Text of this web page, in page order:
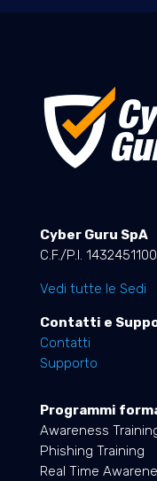
Cyber Guru SpA
C.F./P.I.
Vedi tutte le Sedi
Contatti e
Contatti
Supporto
Programmi
Awareness
Phishing Training
Real Time